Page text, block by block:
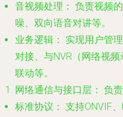
音视频处理： 负责视频
噪、双向语音对讲等。
业务逻辑：
实现用户管
对接、与NVR（网络视
联动等。
网络通信与接口层： 负
标准协议： 支持ONVIF